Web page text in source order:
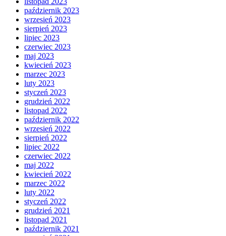
październik 2023
wrzesień 2023
sierpień 2023
lipiec 2023
czerwiec 2023
maj 2023
kwiecień 2023
marzec 2023
luty 2023
styczeń 2023
grudzień 2022
listopad 2022
październik 2022
wrzesień 2022
sierpień 2022
lipiec 2022
czerwiec 2022
maj 2022
kwiecień 2022
marzec 2022
luty 2022
styczeń 2022
grudzień 2021
listopad 2021
październik 2021